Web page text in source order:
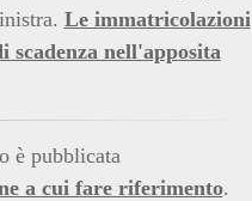
Le immatricolazioni
scadenza nell'apposita
è pubblicata
a cui fare riferimento.